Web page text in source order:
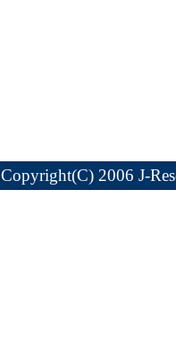
Copyright(C) 2006 J-